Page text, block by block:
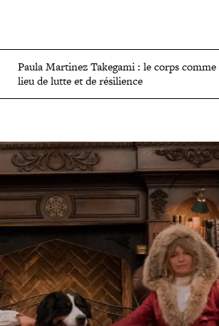
Paula Martinez Takegami : le corps comme
lieu de lutte et de résilience